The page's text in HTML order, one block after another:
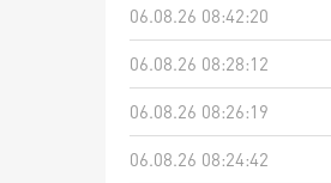
06.08.26 08:42:20
06.08.26 08:28:12
06.08.26 08:26:19
06.08.26 08:24:42